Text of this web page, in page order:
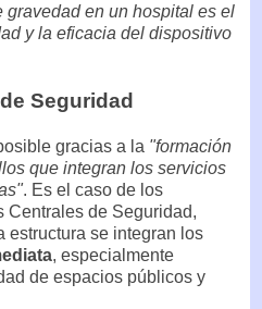
en un hospital es el
y la eficacia del dispositivo
Seguridad
gracias a la "formación
que integran los servicios
. Es el caso de los
Centrales de Seguridad,
estructura se integran los
, especialmente
de espacios públicos y